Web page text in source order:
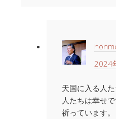
2024
天国に入る人
人たちは幸せで
祈っています。